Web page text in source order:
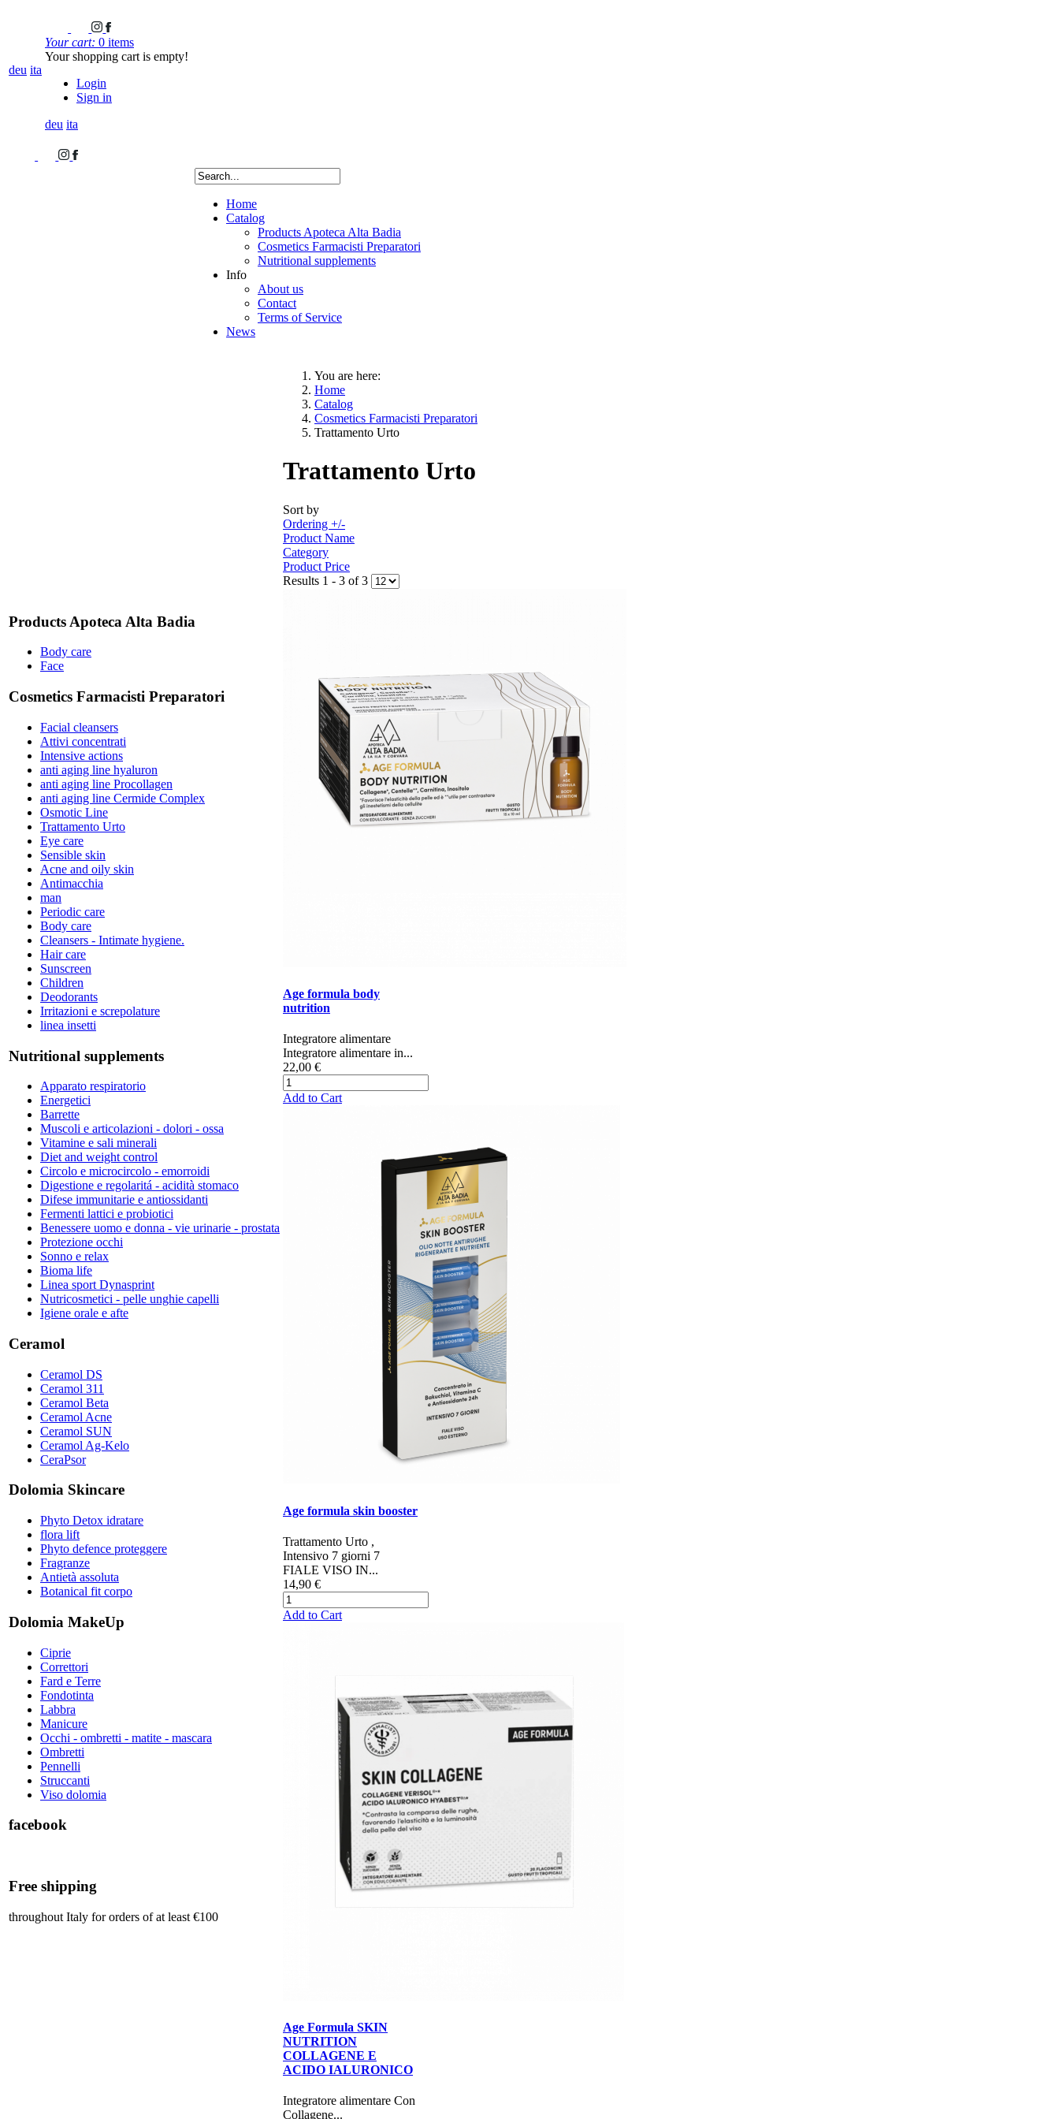
deu ita
Your cart: 0 items
Your shopping cart is empty!
Login
Sign in
deu ita
Home
Catalog
Products Apoteca Alta Badia
Cosmetics Farmacisti Preparatori
Nutritional supplements
Info
About us
Contact
Terms of Service
News
Products Apoteca Alta Badia
Body care
Face
Cosmetics Farmacisti Preparatori
Facial cleansers
Attivi concentrati
Intensive actions
anti aging line hyaluron
anti aging line Procollagen
anti aging line Cermide Complex
Osmotic Line
Trattamento Urto
Eye care
Sensible skin
Acne and oily skin
Antimacchia
man
Periodic care
Body care
Cleansers - Intimate hygiene.
Hair care
Sunscreen
Children
Deodorants
Irritazioni e screpolature
linea insetti
Nutritional supplements
Apparato respiratorio
Energetici
Barrette
Muscoli e articolazioni - dolori - ossa
Vitamine e sali minerali
Diet and weight control
Circolo e microcircolo - emorroidi
Digestione e regolaritá - acidità stomaco
Difese immunitarie e antiossidanti
Fermenti lattici e probiotici
Benessere uomo e donna - vie urinarie - prostata
Protezione occhi
Sonno e relax
Bioma life
Linea sport Dynasprint
Nutricosmetici - pelle unghie capelli
Igiene orale e afte
Ceramol
Ceramol DS
Ceramol 311
Ceramol Beta
Ceramol Acne
Ceramol SUN
Ceramol Ag-Kelo
CeraPsor
Dolomia Skincare
Phyto Detox idratare
flora lift
Phyto defence proteggere
Fragranze
Antietà assoluta
Botanical fit corpo
Dolomia MakeUp
Ciprie
Correttori
Fard e Terre
Fondotinta
Labbra
Manicure
Occhi - ombretti - matite - mascara
Ombretti
Pennelli
Struccanti
Viso dolomia
facebook
Free shipping
throughout Italy for orders of at least €100
You are here:
Home
Catalog
Cosmetics Farmacisti Preparatori
Trattamento Urto
Trattamento Urto
Sort by
Ordering +/-
Product Name
Category
Product Price
Results 1 - 3 of 3
Age formula body
nutrition
​Integratore alimentare ​
Integratore alimentare in...
22,00 €
Add to Cart
Age formula skin booster
Trattamento Urto ,
Intensivo 7 giorni 7
FIALE VISO IN...
14,90 €
Add to Cart
Age Formula SKIN
NUTRITION
COLLAGENE E
ACIDO IALURONICO
​​​​​​​​​​​​​Integratore alimentare Con
Collagene...